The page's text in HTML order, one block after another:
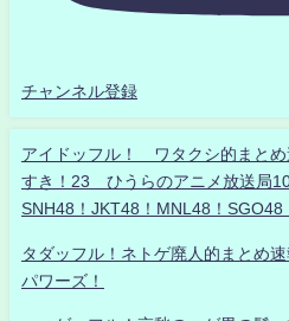
チャンネル登録
アイドッフル！ ワタクシ的まと
すき！23 ひうらのアニメ放送局
SNH48！JKT48！MNL48！
タダッフル！ネトゲ廃人的まとめ
パワーズ！